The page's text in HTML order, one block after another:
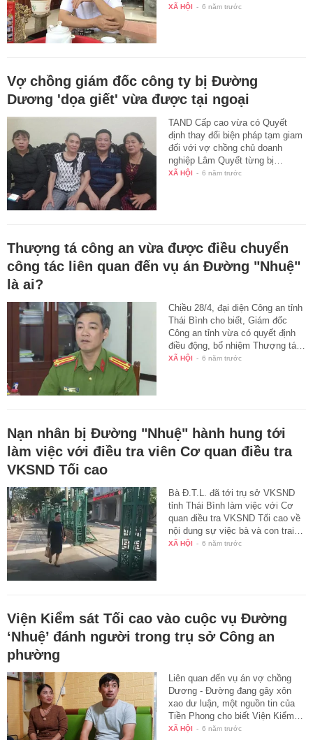
XÃ HỘI - 6 năm trước
Vợ chồng giám đốc công ty bị Đường
Dương 'dọa giết' vừa được tại ngoại
TAND Cấp cao vừa có Quyết
định thay đổi biện pháp tạm giam
đối với vợ chồng chủ doanh
nghiệp Lâm Quyết từng bị…
XÃ HỘI - 6 năm trước
Thượng tá công an vừa được điều chuyển
công tác liên quan đến vụ án Đường "Nhuệ"
là ai?
Chiều 28/4, đại diện Công an tỉnh
Thái Bình cho biết, Giám đốc
Công an tỉnh vừa có quyết định
điều động, bổ nhiệm Thượng tá…
XÃ HỘI - 6 năm trước
Nạn nhân bị Đường "Nhuệ" hành hung tới
làm việc với điều tra viên Cơ quan điều tra
VKSND Tối cao
Bà Đ.T.L. đã tới trụ sở VKSND
tỉnh Thái Bình làm việc với Cơ
quan điều tra VKSND Tối cao về
nội dung sự việc bà và con trai…
XÃ HỘI - 6 năm trước
Viện Kiểm sát Tối cao vào cuộc vụ Đường
‘Nhuệ’ đánh người trong trụ sở Công an
phường
Liên quan đến vụ án vợ chồng
Dương - Đường đang gây xôn
xao dư luận, một nguồn tin của
Tiền Phong cho biết Viện Kiểm…
XÃ HỘI - 6 năm trước